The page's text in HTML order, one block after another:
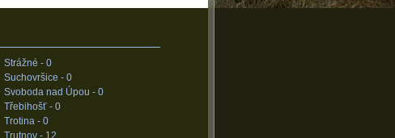
Strážné - 0
Suchovršice - 0
Svoboda nad Úpou - 0
Třebihošť - 0
Trotina - 0
Trutnov - 12